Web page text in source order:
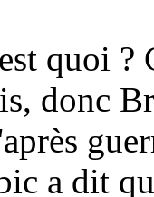
quoi ?
donc
a dit